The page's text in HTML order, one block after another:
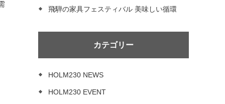
飛騨の家具フェスティバル 美味しい循環
カテゴリー
HOLM230 NEWS
HOLM230 EVENT